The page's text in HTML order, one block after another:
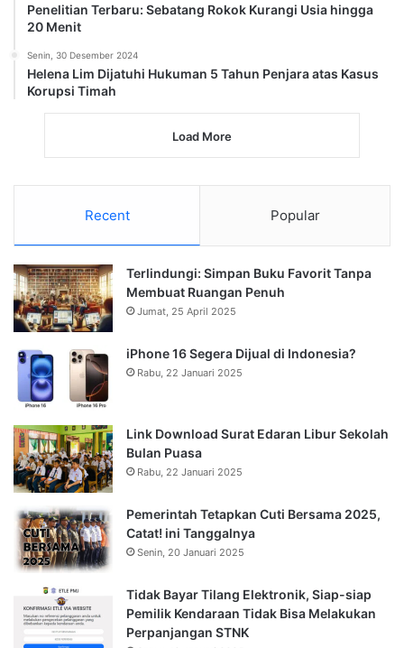
Penelitian Terbaru: Sebatang Rokok Kurangi Usia hingga
20 Menit
Senin, 30 Desember 2024
Helena Lim Dijatuhi Hukuman 5 Tahun Penjara atas Kasus
Korupsi Timah
Load More
Recent Popular
Terlindungi: Simpan Buku Favorit Tanpa
Membuat Ruangan Penuh
Jumat, 25 April 2025
iPhone 16 Segera Dijual di Indonesia?
Rabu, 22 Januari 2025
Link Download Surat Edaran Libur Sekolah
Bulan Puasa
Rabu, 22 Januari 2025
Pemerintah Tetapkan Cuti Bersama 2025,
Catat! ini Tanggalnya
Senin, 20 Januari 2025
Tidak Bayar Tilang Elektronik, Siap-siap
Pemilik Kendaraan Tidak Bisa Melakukan
Perpanjangan STNK